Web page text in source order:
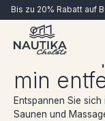
Bis zu 20% Rabatt auf
Erfahrungen
Nordic
min
Entspannen Sie
Saunen und